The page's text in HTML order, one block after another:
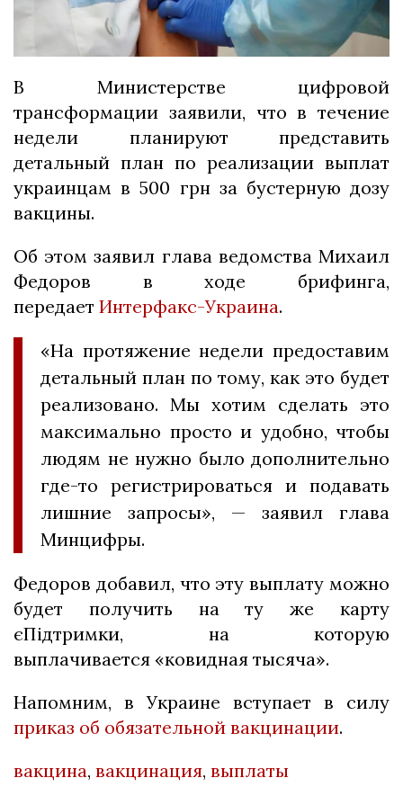
В Министерстве цифровой
трансформации заявили, что в течение
недели планируют представить
детальный план по реализации выплат
украинцам в 500 грн за бустерную дозу
вакцины.
Об этом заявил глава ведомства Михаил
Федоров в ходе брифинга,
передает Интерфакс-Украина.
«На протяжение недели предоставим
детальный план по тому, как это будет
реализовано. Мы хотим сделать это
максимально просто и удобно, чтобы
людям не нужно было дополнительно
где-то регистрироваться и подавать
лишние запросы», — заявил глава
Минцифры.
Федоров добавил, что эту выплату можно
будет получить на ту же карту
єПідтримки, на которую
выплачивается «ковидная тысяча».
Напомним, в Украине вступает в силу
приказ об обязательной вакцинации.
вакцина, вакцинация, выплаты